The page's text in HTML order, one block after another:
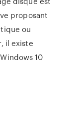
proposant
ou
il existe
10